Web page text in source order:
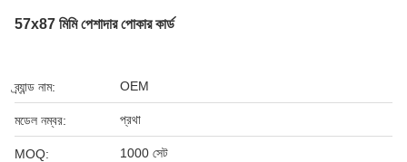
57x87 মিমি পেশাদার পোকার কার্ড
ব্র্যান্ড নাম: OEM
মডেল নম্বর: প্রথা
MOQ: 1000 সেট